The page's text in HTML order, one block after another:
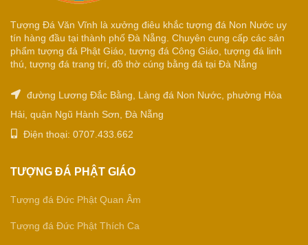
Tượng Đá Văn Vĩnh là xưởng điêu khắc tượng đá Non Nước uy
tín hàng đầu tại thành phố Đà Nẵng. Chuyên cung cấp các sản
phẩm tượng đá Phật Giáo, tượng đá Công Giáo, tượng đá linh
thú, tượng đá trang trí, đồ thờ cúng bằng đá tại Đà Nẵng
đường Lương Đắc Bằng, Làng đá Non Nước, phường Hòa
Hải, quận Ngũ Hành Sơn, Đà Nẵng
Điện thoại: 0707.433.662
TƯỢNG ĐÁ PHẬT GIÁO
Tượng đá Đức Phật Quan Âm
Tượng đá Đức Phật Thích Ca